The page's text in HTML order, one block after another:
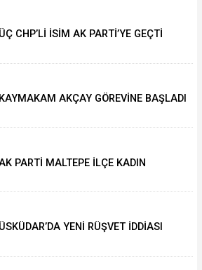
ÜÇ CHP’Lİ İSİM AK PARTİ’YE GEÇTİ
KAYMAKAM AKÇAY GÖREVİNE BAŞLADI
PARTİ MALTEPE İLÇE KADIN
ÜSKÜDAR’DA YENİ RÜŞVET İDDİASI